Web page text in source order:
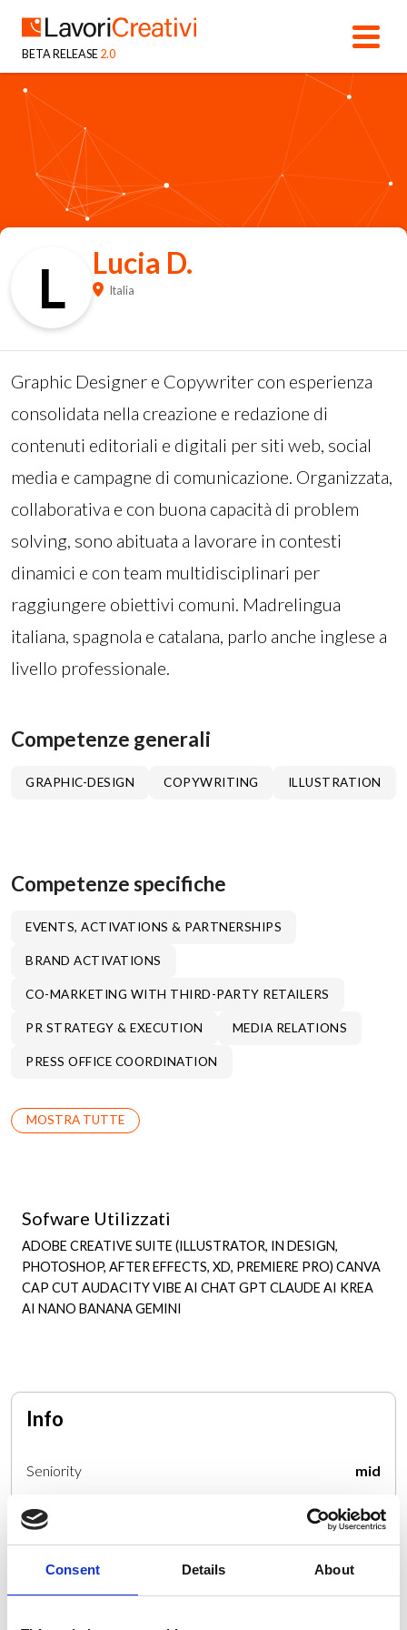
Consent Details About
BETA RELEASE 2.0
L Lucia D.
Italia
Graphic Designer e Copywriter con esperienza
consolidata nella creazione e redazione di
contenuti editoriali e digitali per siti web, social
media e campagne di comunicazione. Organizzata,
collaborativa e con buona capacità di problem
solving, sono abituata a lavorare in contesti
dinamici e con team multidisciplinari per
raggiungere obiettivi comuni. Madrelingua
italiana, spagnola e catalana, parlo anche inglese a
livello professionale.
Competenze generali
GRAPHIC-DESIGN COPYWRITING ILLUSTRATION
Competenze specifiche
EVENTS, ACTIVATIONS & PARTNERSHIPS
BRAND ACTIVATIONS
CO-MARKETING WITH THIRD-PARTY RETAILERS
PR STRATEGY & EXECUTION MEDIA RELATIONS
PRESS OFFICE COORDINATION
MOSTRA TUTTE
Sofware Utilizzati
ADOBE CREATIVE SUITE (ILLUSTRATOR, IN DESIGN,
PHOTOSHOP, AFTER EFFECTS, XD, PREMIERE PRO) CANVA
CAP CUT AUDACITYVIBE AI CHAT GPT CLAUDE AI KREA
AI NANO BANANAGEMINI
Info
Seniority mid
Lingue parlate inglese, spagnolo
Paese Italia